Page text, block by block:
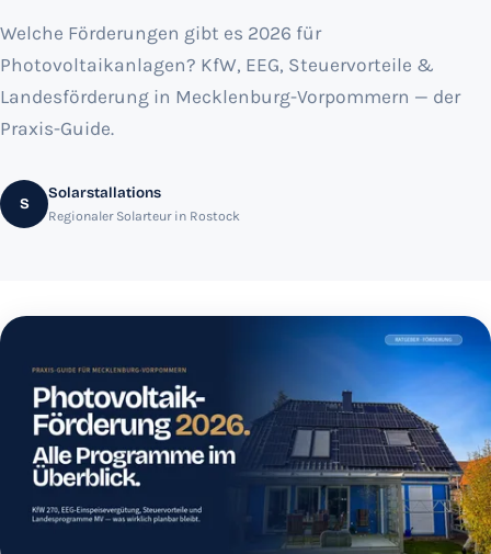
Welche Förderungen gibt es 2026 für
Photovoltaikanlagen? KfW, EEG, Steuervorteile &
Landesförderung in Mecklenburg-Vorpommern — der
Praxis-Guide.
S
Solarstallations
Regionaler Solarteur in Rostock